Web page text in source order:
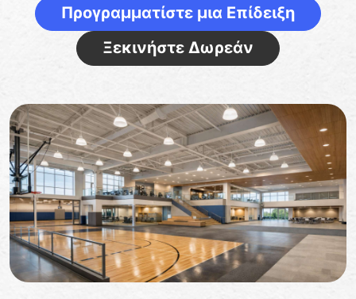
Προγραμματίστε μια Επίδειξη
Ξεκινήστε Δωρεάν